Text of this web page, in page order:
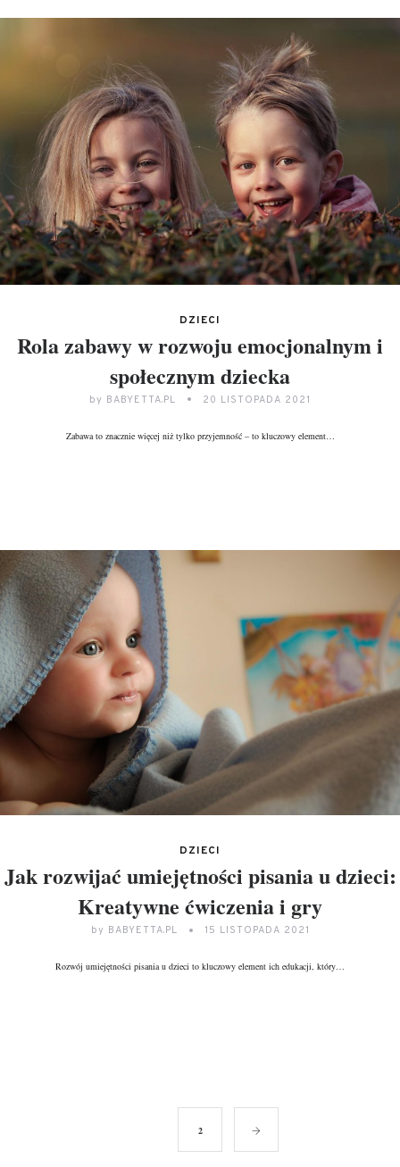
DZIECI
Rola zabawy w rozwoju emocjonalnym i
społecznym dziecka
by BABYETTA.PL 20 LISTOPADA 2021
Zabawa to znacznie więcej niż tylko przyjemność – to kluczowy element…
DZIECI
Jak rozwijać umiejętności pisania u dzieci:
Kreatywne ćwiczenia i gry
by BABYETTA.PL 15 LISTOPADA 2021
Rozwój umiejętności pisania u dzieci to kluczowy element ich edukacji, który…
2